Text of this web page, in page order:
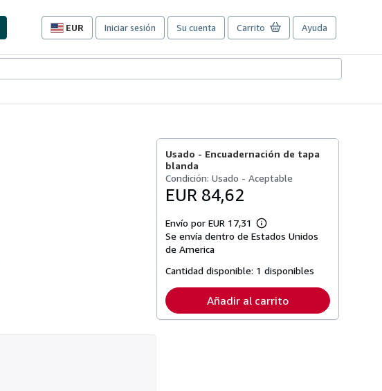
EUR
Preferencias
compra
sitio.
Iniciar sesión Su cuenta Carrito Ayuda
Usado - Encuadernación de tapa
blanda
Condición: Usado - Aceptable
EUR 84,62
Envío por EUR 17,31
Más
información
tarifas
envío
Se envía dentro de Estados Unidos
de America
Cantidad disponible: 1 disponibles
Añadir al carrito